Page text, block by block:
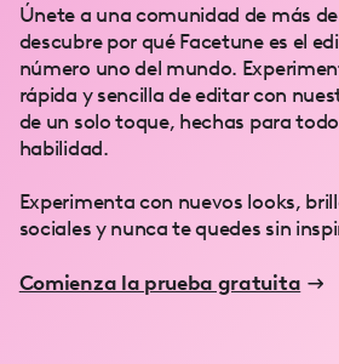
Únete a una comunidad de más
descubre por qué Facetune es el
número uno del mundo.
rápida y sencilla de editar con
de un solo toque, hechas para
habilidad.
Experimenta con nuevos looks,
sociales y nunca te quedes sin
Comienza la prueba gratuita